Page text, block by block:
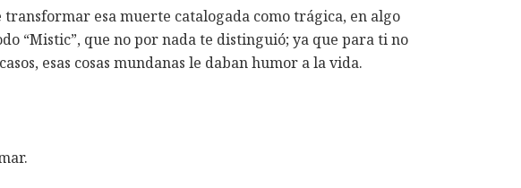
esa muerte catalogada como trágica, en algo
“Mistic”, que no por nada te distinguió; ya que para ti no
esas cosas mundanas le daban humor a la vida.